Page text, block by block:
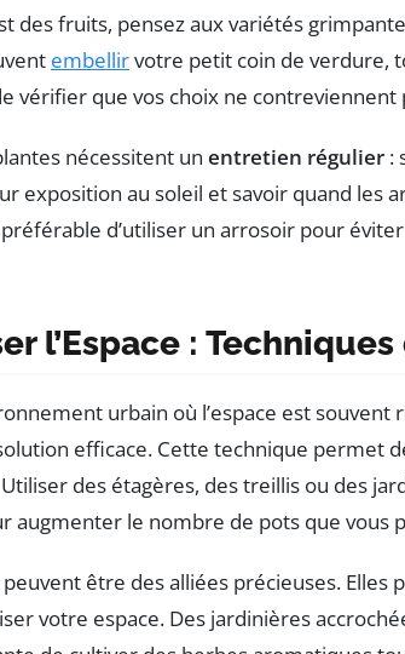
des fruits, pensez aux variétés
embellirvotre petit coin de verdure,
vérifier que vos choix ne
nécessitent un entretien régulier :
exposition au soleil et savoir quand les
d’utiliser un arrosoir pour éviter
l’Espace :
urbain où l’espace est
efficace. Cette technique permet
des étagères, des treillis ou des
augmenter le nombre de pots que vous
peuvent être des alliées précieuses.
votre espace. Des jardinières